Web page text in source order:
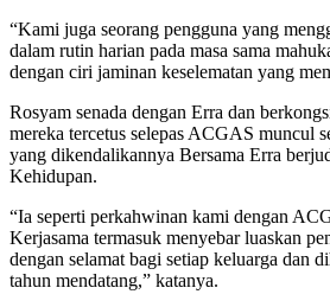
“Kami juga seorang pengguna yang
dalam rutin harian pada masa sama
dengan ciri jaminan keselematan yang
Rosyam senada dengan Erra dan
mereka tercetus selepas ACGAS muncul
yang dikendalikannya Bersama Erra
Kehidupan.
“Ia seperti perkahwinan kami dengan
Kerjasama termasuk menyebar luaskan
dengan selamat bagi setiap keluarga dan
tahun mendatang,” katanya.